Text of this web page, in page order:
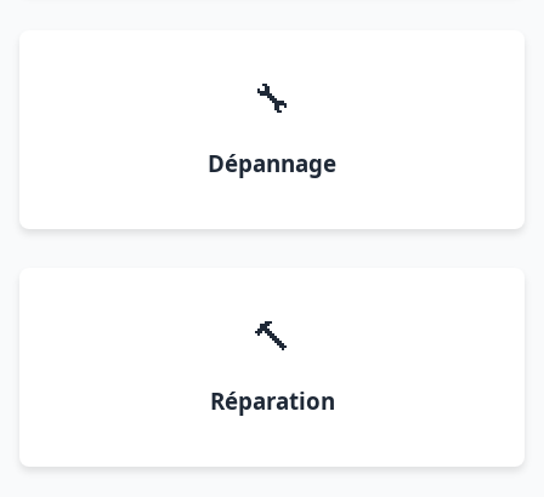
🔧
Dépannage
🔨
Réparation